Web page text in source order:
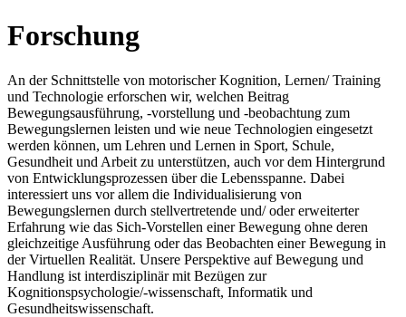
Forschung
An der Schnittstelle von motorischer Kognition, Lernen/ Training
und Technologie erforschen wir, welchen Beitrag
Bewegungsausführung, -vorstellung und -beobachtung zum
Bewegungslernen leisten und wie neue Technologien eingesetzt
werden können, um Lehren und Lernen in Sport, Schule,
Gesundheit und Arbeit zu unterstützen, auch vor dem Hintergrund
von Entwicklungsprozessen über die Lebensspanne. Dabei
interessiert uns vor allem die Individualisierung von
Bewegungslernen durch stellvertretende und/ oder erweiterter
Erfahrung wie das Sich-Vorstellen einer Bewegung ohne deren
gleichzeitige Ausführung oder das Beobachten einer Bewegung in
der Virtuellen Realität. Unsere Perspektive auf Bewegung und
Handlung ist interdisziplinär mit Bezügen zur
Kognitionspsychologie/-wissenschaft, Informatik und
Gesundheitswissenschaft.